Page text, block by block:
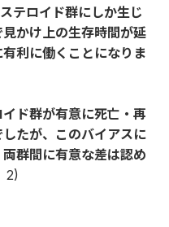
テロイド群にしか生じ
かけ上の生存時間が延
利に働くことになりま
ド群が有意に死亡・再
たが、このバイアスに
群間に有意な差は認め
2)